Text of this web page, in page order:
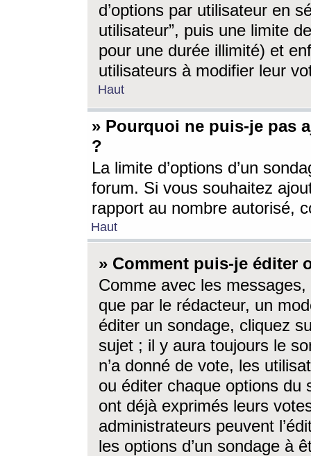
d’options par utilisateur en
utilisateur”, puis une limite
pour une durée illimité) et
utilisateurs à modifier leur
Haut
» Pourquoi ne puis-je pas
?
La limite d’options d’un
forum. Si vous souhaitez
rapport au nombre autorisé,
Haut
» Comment puis-je éditer
Comme avec les
que par le rédacteur, un
éditer un sondage, cliquez
sujet ; il y aura toujours le
n’a donné de vote, les
ou éditer chaque options du
ont déjà exprimés leurs
administrateurs peuvent
les options d’un sondage à